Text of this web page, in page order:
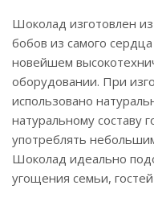
Шоколад изготовлен
бобов из самого
новейшем
оборудовании. При
использовано
натуральному составу
употреблять
Шоколад идеально
угощения семьи, гостей